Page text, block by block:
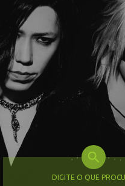
DIGITE O QUE